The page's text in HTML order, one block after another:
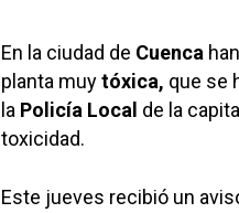
En la ciudad de Cuenca
planta muytóxica, que se
la Policía Local de la
toxicidad.
Este jueves recibió un